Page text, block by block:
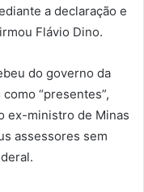
a declaração e
Flávio Dino.
do governo da
“presentes”,
ex-ministro de Minas
assessores sem